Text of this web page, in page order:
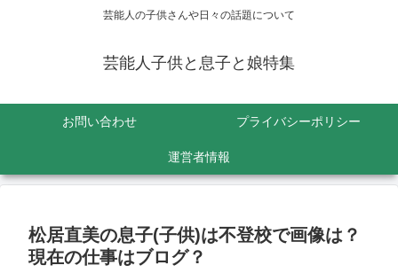
芸能人の子供さんや日々の話題について
芸能人子供と息子と娘特集
お問い合わせ プライバシーポリシー
運営者情報
松居直美の息子(子供)は不登校で画像は？
現在の仕事はブログ？